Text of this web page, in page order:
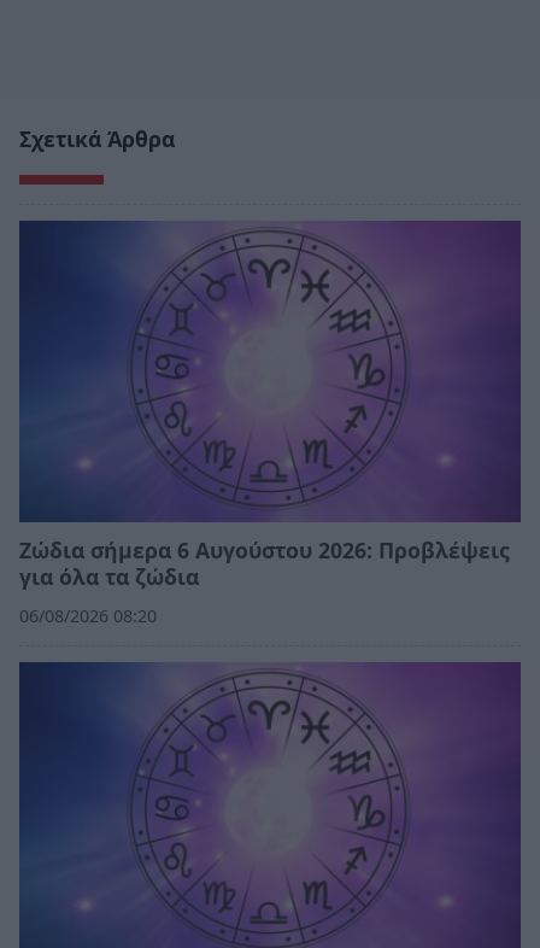
Σχετικά Άρθρα
Ζώδια σήμερα 6 Αυγούστου 2026: Προβλέψεις
για όλα τα ζώδια
06/08/2026 08:20